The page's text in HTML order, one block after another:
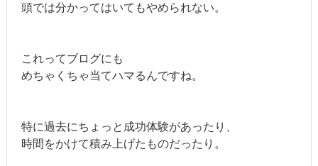
頭では分かってはいてもやめられない。
これってブログにも
めちゃくちゃ当てハマるんですね。
特に過去にちょっと成功体験があったり、
時間をかけて積み上げたものだったり。